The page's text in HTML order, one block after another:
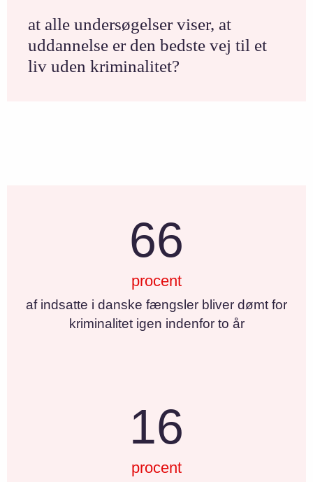
at alle undersøgelser viser, at
uddannelse er den bedste vej til et
liv uden kriminalitet?
66
procent
af indsatte i danske fængsler bliver dømt for
kriminalitet igen indenfor to år
16
procent